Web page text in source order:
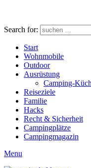
Search for:
Start
Wohnmobile
Outdoor
Ausrüstung
Camping-
Reiseziele
Familie
Hacks
Recht & Sicherheit
Campingplätze
Campingmagazin
Menu